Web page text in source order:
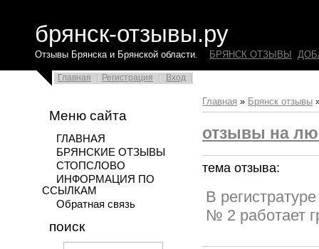
брянск-отзывы.ру
Отзывы Брянска и Брянской области. БРЯНСК ОТЗЫВЫ
Главная Регистрация Вход
Меню сайта
ГЛАВНАЯ
БРЯНСКИЕ ОТЗЫВЫ
СТОПСЛОВО
ИНФОРМАЦИЯ ПО
ССЫЛКАМ
Обратная связь
поиск
Главная » Брянск отзывы
отзывы на
тема отзыва:
В
№ 2 работает